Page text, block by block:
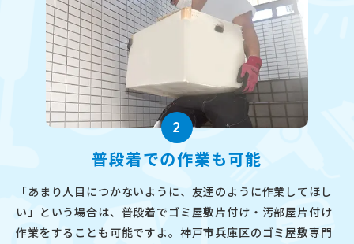
2
普段着での作業も可能
「あまり人目につかないように、友達のように作業してほし
い」という場合は、普段着でゴミ屋敷片付け・汚部屋片付け
作業をすることも可能ですよ。神戸市兵庫区のゴミ屋敷専門